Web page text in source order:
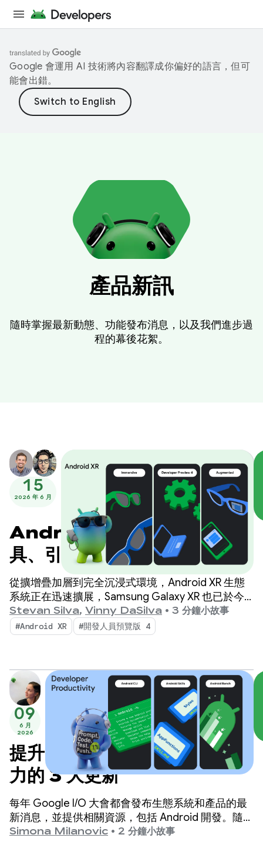
Google 會運用 AI 技術將內容翻譯成你偏好的語言，但可
能會出錯。
產品新訊
隨時掌握最新動態、功能發布消息，以及我們進步過
程的幕後花絮。
15
2026 年 6 月
Android XR 最新動態：工
具、引擎支援和生態系統更新
從擴增疊加層到完全沉浸式環境，Android XR 生態
系統正在迅速擴展，Samsung Galaxy XR 也已於今
天上市。
Stevan Silva, Vinny DaSilva • 3 分鐘小故事
#Android XR #開發人員預覽版 4
09
6 月
2026
提升 Android 開發人員生產
力的 3 大更新
每年 Google I/O 大會都會發布生態系統和產品的最
新消息，並提供相關資源，包括 Android 開發。隨著
開發工作轉向 AI 和代理輔助工具，我們擴大了產品
Simona Milanovic • 2 分鐘小故事